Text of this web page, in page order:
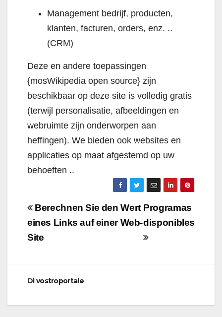
Management bedrijf, producten,
klanten, facturen, orders, enz. ..
(CRM)
Deze en andere toepassingen
{mosWikipedia open source} zijn
beschikbaar op deze site is volledig gratis
(terwijl personalisatie, afbeeldingen en
webruimte zijn onderworpen aan
heffingen). We bieden ook websites en
applicaties op maat afgestemd op uw
behoeften ..
Navigazione
articoli
Programas
disponibles
Berechnen Sie den Wert
eines Links auf einer Web-
Site
Divostroportale